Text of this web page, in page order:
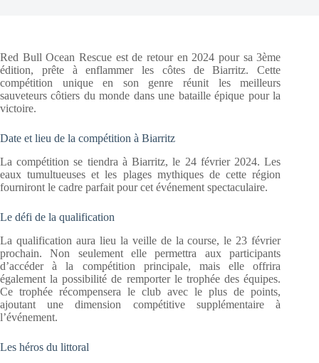
Red Bull Ocean Rescue est de retour en 2024 pour sa 3ème
édition, prête à enflammer les côtes de Biarritz. Cette
compétition unique en son genre réunit les meilleurs
sauveteurs côtiers du monde dans une bataille épique pour la
victoire.
Date et lieu de la compétition à Biarritz
La compétition se tiendra à Biarritz, le 24 février 2024. Les
eaux tumultueuses et les plages mythiques de cette région
fourniront le cadre parfait pour cet événement spectaculaire.
Le défi de la qualification
La qualification aura lieu la veille de la course, le 23 février
prochain. Non seulement elle permettra aux participants
d’accéder à la compétition principale, mais elle offrira
également la possibilité de remporter le trophée des équipes.
Ce trophée récompensera le club avec le plus de points,
ajoutant une dimension compétitive supplémentaire à
l’événement.
Les héros du littoral